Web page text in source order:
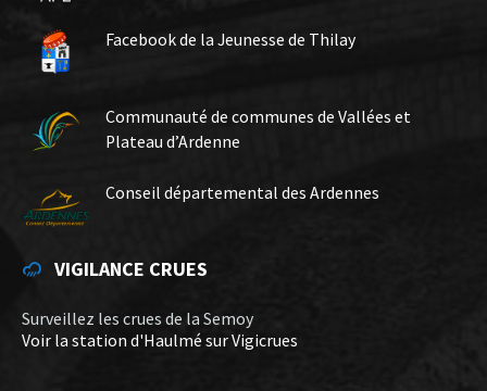
Facebook de la Jeunesse de Thilay
Communauté de communes de Vallées et
Plateau d’Ardenne
Conseil départemental des Ardennes
VIGILANCE CRUES
Surveillez les crues de la Semoy
Voir la station d'Haulmé sur Vigicrues